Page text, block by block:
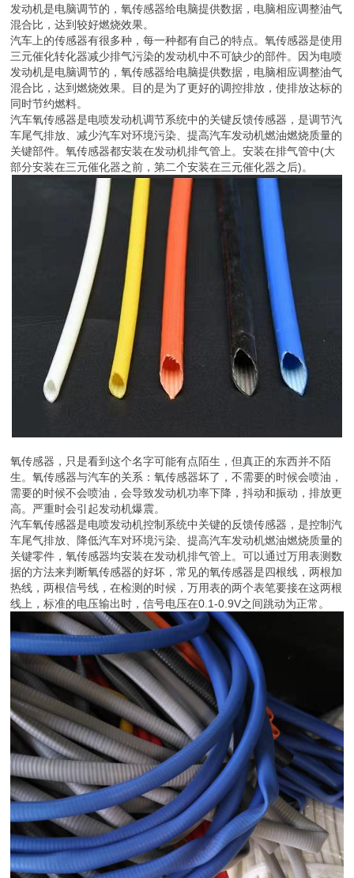
发动机是电脑调节的，氧传感器给电脑提供数据，电脑相应调整油气
混合比，达到较好燃烧效果。
汽车上的传感器有很多种，每一种都有自己的特点。氧传感器是使用
三元催化转化器减少排气污染的发动机中不可缺少的部件。因为电喷
发动机是电脑调节的，氧传感器给电脑提供数据，电脑相应调整油气
混合比，达到燃烧效果。目的是为了更好的调控排放，使排放达标的
同时节约燃料。
汽车氧传感器是电喷发动机调节系统中的关键反馈传感器，是调节汽
车尾气排放、减少汽车对环境污染、提高汽车发动机燃油燃烧质量的
关键部件。氧传感器都安装在发动机排气管上。安装在排气管中(大
部分安装在三元催化器之前，第二个安装在三元催化器之后)。
氧传感器，只是看到这个名字可能有点陌生，但真正的东西并不陌
生。氧传感器与汽车的关系：氧传感器坏了，不需要的时候会喷油，
需要的时候不会喷油，会导致发动机功率下降，抖动和振动，排放更
高。严重时会引起发动机爆震。
汽车氧传感器是电喷发动机控制系统中关键的反馈传感器，是控制汽
车尾气排放、降低汽车对环境污染、提高汽车发动机燃油燃烧质量的
关键零件，氧传感器均安装在发动机排气管上。可以通过万用表测数
据的方法来判断氧传感器的好坏，常见的氧传感器是四根线，两根加
热线，两根信号线，在检测的时候，万用表的两个表笔要接在这两根
线上，标准的电压输出时，信号电压在0.1-0.9V之间跳动为正常。